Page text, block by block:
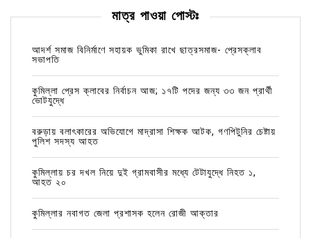
মাত্র পাওয়া পোস্টঃ
আদর্শ সমাজ বিনির্মাণে সহায়ক ভুমিকা রাখে ছাত্রসমাজ- প্রেসক্লাব
সভাপতি
কুমিল্লা প্রেস ক্লাবের নির্বাচন আজ; ১৭টি পদের জন্য ৩৩ জন প্রার্থী
ভোটযুদ্ধে
বরুড়ায় বলাৎকারের অভিযোগে মাদ্রাসা শিক্ষক আটক, গণপিটুনির চেষ্টায়
পুলিশ সদস্য আহত
কুমিল্লায় চর দখল নিয়ে দুই গ্রামবাসীর মধ্যে টেটাযুদ্ধে নিহত ১,
আহত ২০
কুমিল্লার নবাগত জেলা প্রশাসক হলেন রোজী আক্তার